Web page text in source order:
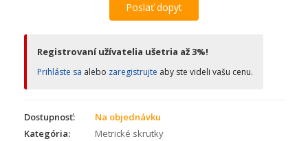
Poslať dopyt
Registrovaní užívatelia ušetria až 3%!
Prihláste sa alebo zaregistrujte aby ste videli vašu cenu.
Dostupnosť:
Na objednávku
Kategória:
Metrické skrutky